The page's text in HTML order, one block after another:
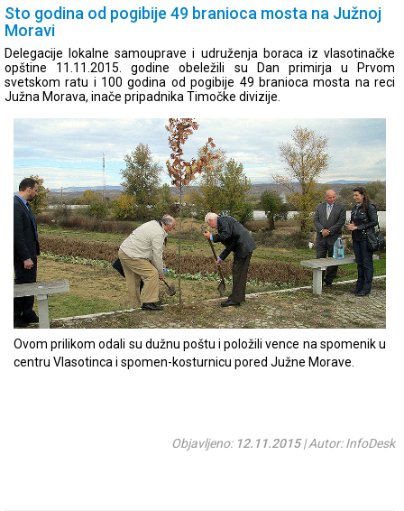
Sto godina od pogibije 49 branioca mosta na Južnoj
Moravi
Delegacije lokalne samouprave i udruženja boraca iz vlasotinačke
opštine 11.11.2015. godine obeležili su Dan primirja u Prvom
svetskom ratu i 100 godina od pogibije 49 branioca mosta na reci
Južna Morava, inače pripadnika Timočke divizije.
Ovom prilikom odali su dužnu poštu i položili vence na spomenik u
centru Vlasotinca i spomen-kosturnicu pored Južne Morave.
Objavljeno: 12.11.2015| Autor: InfoDesk